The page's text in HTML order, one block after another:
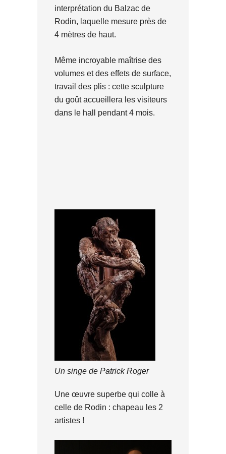
interprétation du Balzac de
Rodin, laquelle mesure près de
4 mètres de haut.
Même incroyable maîtrise des
volumes et des effets de surface,
travail des plis : cette sculpture
du goût accueillera les visiteurs
dans le hall pendant 4 mois.
Un singe de Patrick Roger
Une œuvre superbe qui colle à
celle de Rodin : chapeau les 2
artistes !